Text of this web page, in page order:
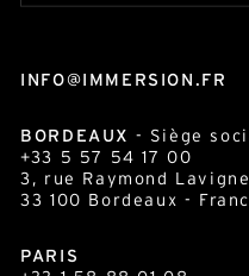
INFO@IMMERSION.FR
+33 5 57 54 17 00